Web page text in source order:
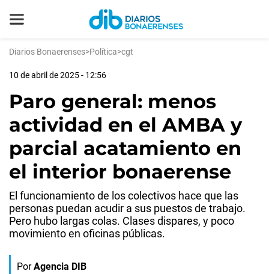
Diarios Bonaerenses>Política>cgt
10 de abril de 2025 - 12:56
Paro general: menos
actividad en el AMBA y
parcial acatamiento en
el interior bonaerense
El funcionamiento de los colectivos hace que las
personas puedan acudir a sus puestos de trabajo.
Pero hubo largas colas. Clases dispares, y poco
movimiento en oficinas públicas.
Por Agencia DIB